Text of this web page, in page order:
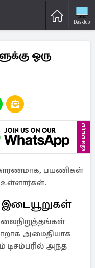
Desktop
ஒரு
விளம்பரம்
பயணிகள்
உள்ளார்கள்.
அமைதியாக
டிசம்பரில் அந்த